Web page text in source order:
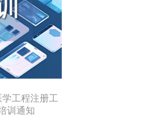
工程注册工
训通知